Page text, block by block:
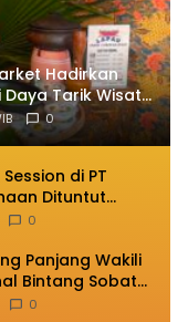
Hadirkan
Tarik Wisata
0
di PT
Dituntut
0
Panjang Wakili
Bintang Sobat
0